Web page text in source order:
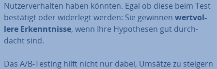
Nut­zer­ver­hal­ten haben könnten. Egal ob diese beim Test
bestätigt oder widerlegt werden: Sie gewinnen wert­vol­
le­re Er­kennt­nis­se, wenn Ihre Hy­po­the­sen gut durch­
dacht sind.
Das A/B-Testing hilft nicht nur dabei, Umsätze zu steigern